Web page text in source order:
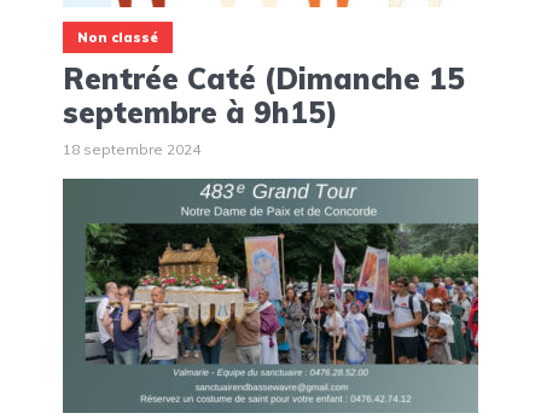
Non classé
Rentrée Caté (Dimanche 15
septembre à 9h15)
18 septembre 2024